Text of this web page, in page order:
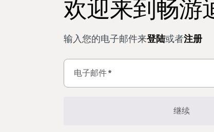
欢迎来到畅游
输入您的电子邮件来登陆或者注册
电子邮件*
继续